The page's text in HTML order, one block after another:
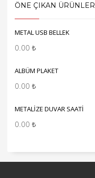
ÖNE ÇIKAN ÜRÜNLER
METAL USB BELLEK
0.00 ₺
ALBÜM PLAKET
0.00 ₺
METALİZE DUVAR SAATİ
0.00 ₺